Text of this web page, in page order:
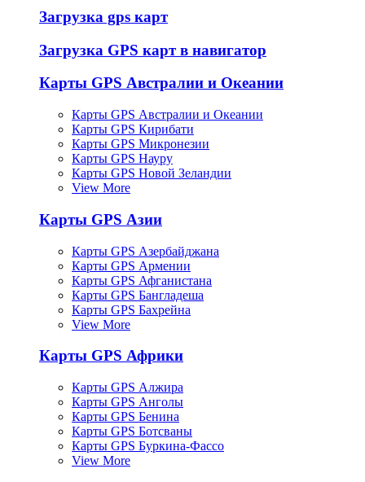
Загрузка gps карт
Загрузка GPS карт в навигатор
Карты GPS Австралии и Океании
Карты GPS Австралии и Океании
Карты GPS Кирибати
Карты GPS Микронезии
Карты GPS Науру
Карты GPS Новой Зеландии
View More
Карты GPS Азии
Карты GPS Азербайджана
Карты GPS Армении
Карты GPS Афганистана
Карты GPS Бангладеша
Карты GPS Бахрейна
View More
Карты GPS Африки
Карты GPS Алжира
Карты GPS Анголы
Карты GPS Бенина
Карты GPS Ботсваны
Карты GPS Буркина-Фассо
View More